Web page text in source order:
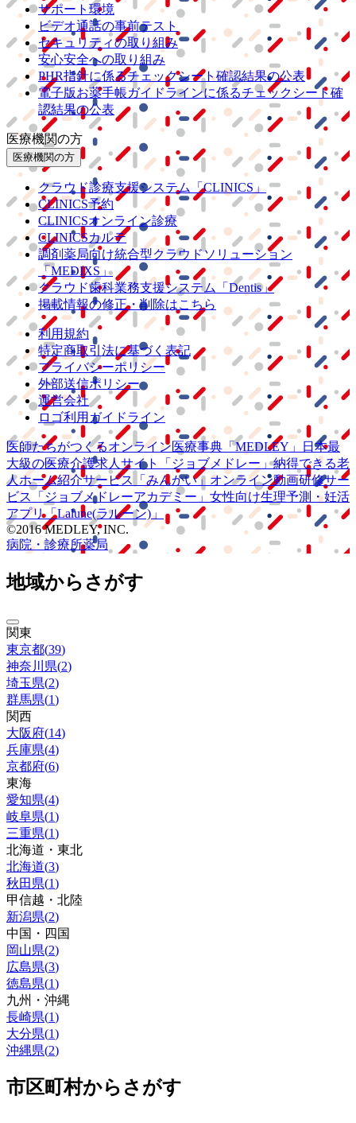
サポート環境
ビデオ通話の事前テスト
セキュリティの取り組み
安心安全への取り組み
PHR指針に係るチェックシート確認結果の公表
電子版お薬手帳ガイドラインに係るチェックシート確
認結果の公表
医療機関の方
医療機関の方
クラウド診療支援システム
「CLINICS」
CLINICS予約
CLINICSオンライン診療
CLINICSカルテ
調剤薬局向け統合型クラウドソリューション
「MEDIXS」
クラウド歯科業務支援システム
「Dentis」
掲載情報の修正・削除はこちら
利用規約
特定商取引法に基づく表記
プライバシーポリシー
外部送信ポリシー
運営会社
ロゴ利用ガイドライン
医師たちがつくるオンライン医療事典 「MEDLEY」
日本最
大級の医療介護求人サイト 「ジョブメドレー」納得できる老
人ホーム紹介サービス
「みんかい」 オンライン動画研修サー
ビス
「ジョブメドレーアカデミー」 女性向け生理予測・妊活
アプリ「Lalune(ラルーン)」
©2016 MEDLEY, INC.
病院・診療所薬局
地域からさがす
関東
東京都(39)
神奈川県(2)
埼玉県(2)
群馬県(1)
関西
大阪府(14)
兵庫県(4)
京都府(6)
東海
愛知県(4)
岐阜県(1)
三重県(1)
北海道・東北
北海道(3)
秋田県(1)
甲信越・北陸
新潟県(2)
中国・四国
岡山県(2)
広島県(3)
徳島県(1)
九州・沖縄
長崎県(1)
大分県(1)
沖縄県(2)
市区町村からさがす